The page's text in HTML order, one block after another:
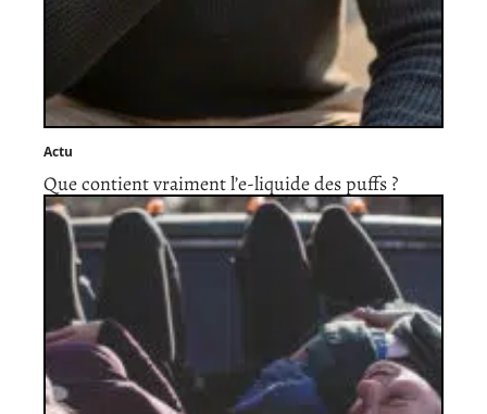
Actu
Que contient vraiment l’e-liquide des puffs ?